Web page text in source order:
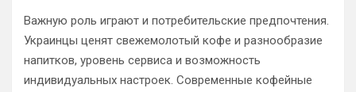
Важную роль играют и потребительские предпочтения.
Украинцы ценят свежемолотый кофе и разнообразие
напитков, уровень сервиса и возможность
индивидуальных настроек. Современные кофейные